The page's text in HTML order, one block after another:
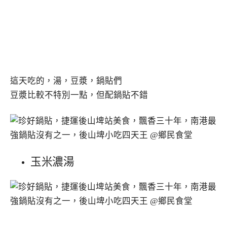
這天吃的，湯，豆漿，鍋貼們
豆漿比較不特別一點，但配鍋貼不錯
玉米濃湯